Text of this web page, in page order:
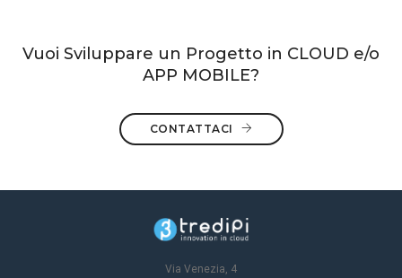
Vuoi Sviluppare un Progetto in CLOUD e/o
APP MOBILE?
CONTATTACI
Via Venezia, 4